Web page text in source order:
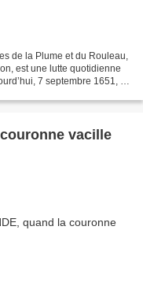
de la Plume et du Rouleau,
est une lutte quotidienne
7 septembre 1651, il
vacille